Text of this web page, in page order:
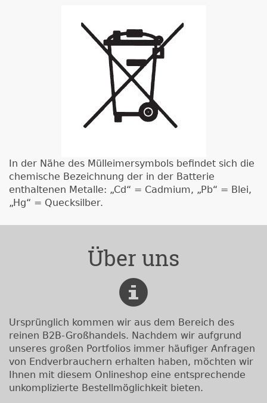
In der Nähe des Mülleimersymbols befindet sich die
chemische Bezeichnung der in der Batterie
enthaltenen Metalle: „Cd“ = Cadmium, „Pb“ = Blei,
„Hg“ = Quecksilber.
Über uns
Ursprünglich kommen wir aus dem Bereich des
reinen B2B-Großhandels. Nachdem wir aufgrund
unseres großen Portfolios immer häufiger Anfragen
von Endverbrauchern erhalten haben, möchten wir
Ihnen mit diesem Onlineshop eine entsprechende
unkomplizierte Bestellmöglichkeit bieten.